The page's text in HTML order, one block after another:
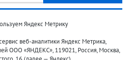
Яндекс Метрику
веб-аналитики Яндекс Метрика,
ООО «ЯНДЕКС», 119021, Россия, Москва,